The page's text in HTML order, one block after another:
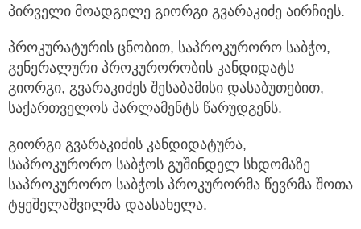
პირველი მოადგილე გიორგი გვარაკიძე აირჩიეს.
პროკურატურის ცნობით, საპროკურორო საბჭო,
გენერალური პროკურორობის კანდიდატს
გიორგი, გვარაკიძეს შესაბამისი დასაბუთებით,
საქართველოს პარლამენტს წარუდგენს.
გიორგი გვარაკიძის კანდიდატურა,
საპროკურორო საბჭოს გუშინდელ სხდომაზე
საპროკურორო საბჭოს პროკურორმა წევრმა შოთა
ტყეშელაშვილმა დაასახელა.